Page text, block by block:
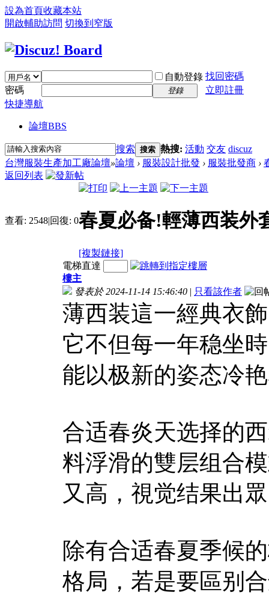
設為首頁收藏本站
開啟輔助訪問 切換到窄版
自動登錄 找回密碼
密碼
登錄
立即註冊
快捷導航
論壇BBS
搜索 搜索 熱搜: 活動 交友 discuz
台灣服裝生產加工廠論壇»論壇 › 服裝設計批發 › 服裝批發商 ›
返回列表
查看: 2548|回復: 0春夏必备!輕薄西装外
[複製鏈接]
電梯直達
樓主
發表於 2024-11-14 15:46:40 | 只看該作者
薄西装這一經典衣
它不但每一年稳坐
能以极新的姿态冷
合适春炎天选择的
料浮滑的雙层组合
又高，視觉结果出
除有合适春夏季候
格局，若是要區别